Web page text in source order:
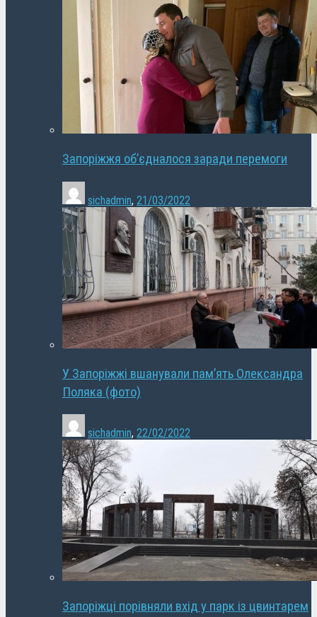
Запоріжжя об’єдналося заради перемоги
sichadmin, 21/03/2022
У Запоріжжі вшанували пам’ять Олександра
Поляка (фото)
sichadmin, 22/02/2022
Запоріжці порівняли вхід у парк із цвинтарем